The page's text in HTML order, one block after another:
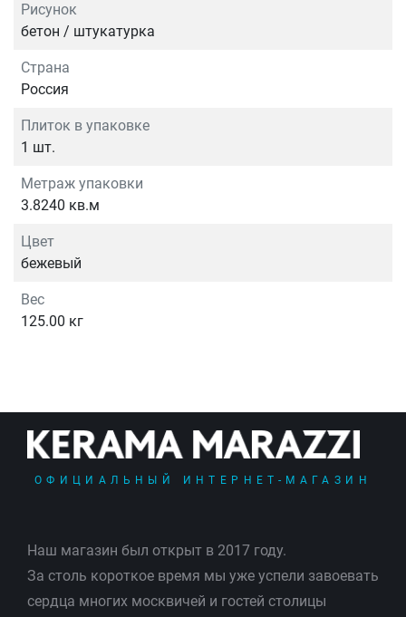
Рисунок
бетон / штукатурка
Страна
Россия
Плиток в упаковке
1 шт.
Метраж упаковки
3.8240 кв.м
Цвет
бежевый
Вес
125.00 кг
ОФИЦИАЛЬНЫЙ ИНТЕРНЕТ-МАГАЗИН
Наш магазин был открыт в 2017 году.
За столь короткое время мы уже успели завоевать
сердца многих москвичей и гостей столицы